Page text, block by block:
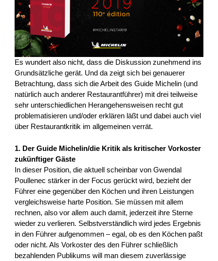
Es wundert also nicht, dass die Diskussion zunehmend ins
Grundsätzliche gerät. Und da zeigt sich bei genauerer
Betrachtung, dass sich die Arbeit des Guide Michelin (und
natürlich auch anderer Restaurantführer) mit drei teilweise
sehr unterschiedlichen Herangehensweisen recht gut
problematisieren und/oder erklären läßt und dabei auch viel
über Restaurantkritik im allgemeinen verrät.
1. Der Guide Michelin/die Kritik als kritischer Vorkoster
zukünftiger Gäste
In dieser Position, die aktuell scheinbar von Gwendal
Poullenec stärker in der Focus gerückt wird, bezieht der
Führer eine gegenüber den Köchen und ihren Leistungen
vergleichsweise harte Position. Sie müssen mit allem
rechnen, also vor allem auch damit, jederzeit ihre Sterne
wieder zu verlieren. Selbstverständlich wird jedes Ergebnis
in den Führer aufgenommen – egal, ob es den Köchen paßt
oder nicht. Als Vorkoster des den Führer schließlich
bezahlenden Publikums will man diesem zuverlässige